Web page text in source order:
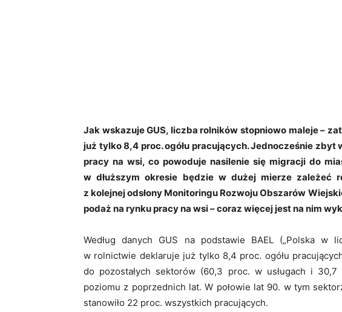
Jak wskazuje GUS, liczba rolników stopniowo maleje –
już tylko 8,4 proc. ogółu pracujących. Jednocześnie
pracy na wsi, co powoduje nasilenie się migracji do
w dłuższym okresie będzie w dużej mierze zależeć
z kolejnej odsłony Monitoringu Rozwoju Obszarów
podaż na rynku pracy na wsi – coraz więcej jest na nim
Według danych GUS na podstawie BAEL („Polska w
w rolnictwie deklaruje już tylko 8,4 proc. ogółu
do pozostałych sektorów (60,3 proc. w usługach i
poziomu z poprzednich lat. W połowie lat 90. w tym
stanowiło 22 proc. wszystkich pracujących.